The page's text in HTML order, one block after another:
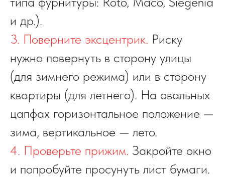
и др.).
3. Поверните эксцентрик. Риску
нужно повернуть в сторону улицы
(для зимнего режима) или в сторону
квартиры (для летнего). На овальных
цапфах горизонтальное положение —
зима, вертикальное — лето.
4. Проверьте прижим. Закройте окно
и попробуйте просунуть лист бумаги.